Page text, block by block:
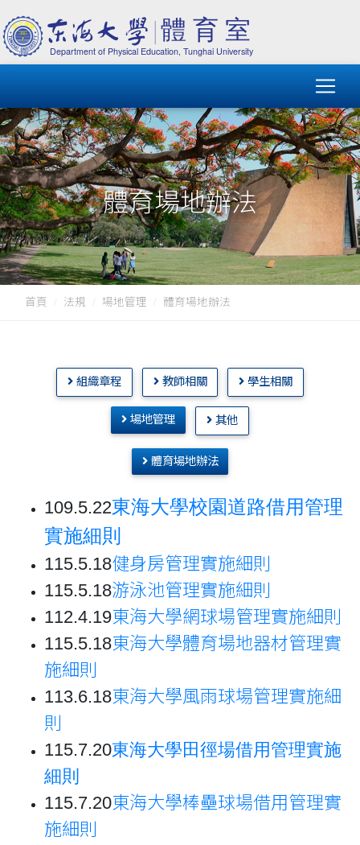
體育場地辦法
首頁 法規 場地管理 體育場地辦法
組織章程 教師相關 學生相關
場地管理 其他
體育場地辦法
109.5.22東海大學校園道路借用管理
實施細則
115.5.18健身房管理實施細則
115.5.18游泳池管理實施細則
112.4.19東海大學網球場管理實施細則
115.5.18東海大學體育場地器材管理實
施細則
113.6.18東海大學風雨球場管理實施細
則
115.7.20東海大學田徑場借用管理實施
細則
115.7.20東海大學棒壘球場借用管理實
施細則